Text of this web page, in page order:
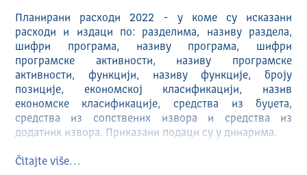
Планирани расходи 2022 - у коме су исказани
расходи и издаци по: разделима, називу раздела,
шифри програма, називу програма, шифри
програмске активности, називу програмске
активности, функцији, називу функције, броју
позиције, економској класификацији, назив
економске класификације, средства из буџета,
средства из сопствених извора и средства из
додатних извора. Приказани подаци су у динарима.
Планирани расходи 2022 измењени називи програма/
Čitajte više…